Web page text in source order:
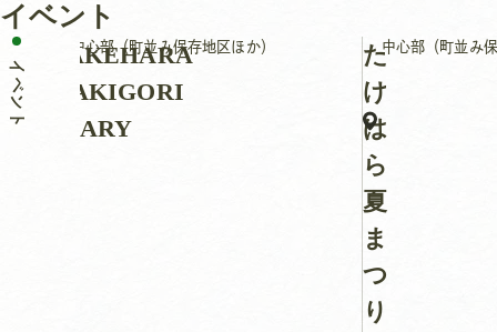
イベント
イベント
TAKEHARA
KAKIGORI
DIARY
中心部（町並み保存地区ほか）
た
け
は
ら
夏
ま
つ
り
中心部（町並み